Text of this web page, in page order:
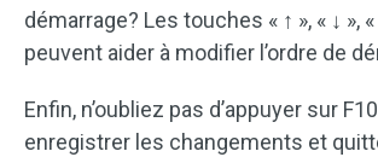
démarrage? Les touches « ↑ », « ↓ »,
peuvent aider à modifier l’ordre de
Enfin, n’oubliez pas d’appuyer sur
enregistrer les changements et